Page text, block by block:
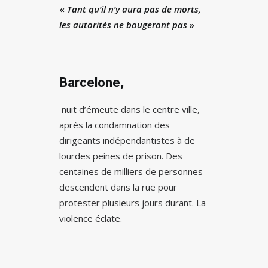
« Tant qu’il n’y aura pas de morts,
les autorités ne bougeront pas »
Barcelone,
nuit d’émeute dans le centre ville,
après la condamnation des
dirigeants indépendantistes à de
lourdes peines de prison. Des
centaines de milliers de personnes
descendent dans la rue pour
protester plusieurs jours durant. La
violence éclate.